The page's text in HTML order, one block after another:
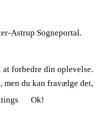
Astrup Sogneportal.
forbedre din oplevelse.
men du kan fravælge det,
Ok!